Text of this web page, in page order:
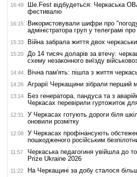
16:49
Ше.Fest відбудеться: Черкаська
фестивалю
16:15
Використовували шифри про
адміністратора груп у телеграмі
15:33 Війна забрала життя двох
15:20
До 14 тисяч доларів за втечу:
схему незаконного виїзду
14:44 Вічна пам'ять: пішла з життя
14:26 Аграрії Черкащини зібрали перший
13:14
Без генератора, пандуса та з
Черкасах перевірили гуртожиток
12:31
У Черкасах готують дороги біля
оновили розмітку
12:08
У Черкасах профінансують
пошкодженого російським
11:57
Черкаська педагогиня увійшла до
Prize Ukraine 2026
11:22 На Черкащині за добу сталося